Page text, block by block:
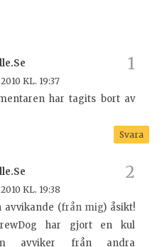
KL. 19:37
har tagits bort av
Svara
KL. 19:38
avvikande (från mig) åsikt!
har gjort en kul
avviker från andra